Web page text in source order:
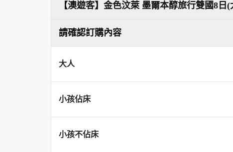
【澳遊客】金色汶萊 墨爾本醇旅行雙國8
請確認訂購內容
大人
小孩佔床
小孩不佔床